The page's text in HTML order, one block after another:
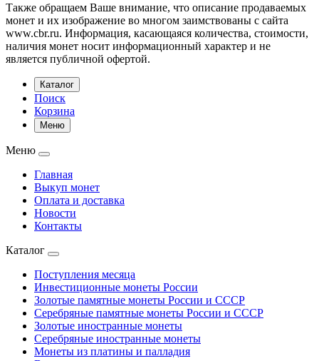
Также обращаем Ваше внимание, что описание продаваемых
монет и их изображение во многом заимствованы с сайта
www.cbr.ru. Информация, касающаяся количества, стоимости,
наличия монет носит информационный характер и не
является публичной офертой.
Каталог
Поиск
Корзина
Меню
Меню
Главная
Выкуп монет
Оплата и доставка
Новости
Контакты
Каталог
Поступления месяца
Инвестиционные монеты России
Золотые памятные монеты России и СССР
Серебряные памятные монеты России и СССР
Золотые иностранные монеты
Серебряные иностранные монеты
Монеты из платины и палладия